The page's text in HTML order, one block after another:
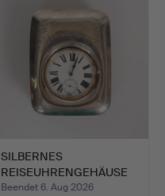
SILBERNES
REISEUHRENGEHÄUSE
MIT TASCHENUHR…
Beendet 6. Aug 2026